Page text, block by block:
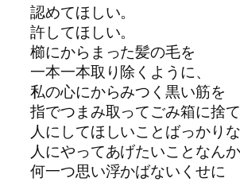
認めてほしい。
許してほしい。
櫛にからまった髪の毛を
一本一本取り除くように、
私の心にからみつく黒い筋を
指でつまみ取ってごみ箱に捨て
人にしてほしいことばっかりな
人にやってあげたいことなんか
何一つ思い浮かばないくせに